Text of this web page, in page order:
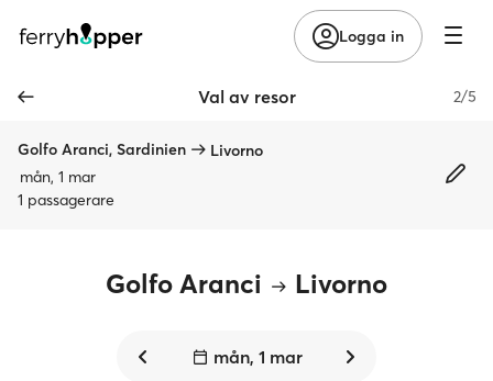
Logga in
Val av resor 2/5
Golfo Aranci, Sardinien
Livorno
mån, 1 mar
1 passagerare
Golfo Aranci Livorno
mån, 1 mar